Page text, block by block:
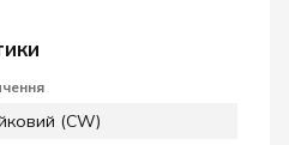
(CW)